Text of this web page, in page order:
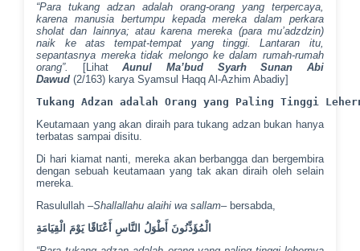
“Para tukang adzan adalah orang-orang yang terpercaya,
karena manusia bertumpu kepada mereka dalam perkara
sholat dan lainnya; atau karena mereka (para mu’adzdzin)
naik ke atas tempat-tempat yang tinggi. Lantaran itu,
sepantasnya mereka tidak melongo ke dalam rumah-rumah
orang”.
[LihatAunul Ma’bud Syarh Sunan Abi
Dawud (2/163) karya Syamsul Haqq Al-Azhim Abadiy]
Tukang Adzan adalah Orang yang Paling Tinggi
Keutamaan yang akan diraih para tukang adzan bukan hanya
terbatas sampai disitu.
Di hari kiamat nanti, mereka akan berbangga dan bergembira
dengan sebuah keutamaan yang tak akan diraih oleh selain
mereka.
Rasulullah –Shallallahu alaihi wa sallam– bersabda,
الْمُؤَذِّنُونَ أَطْوَلُ النَّاسِ أَعْنَاقًا يَوْمَ الْقِيَامَةِ